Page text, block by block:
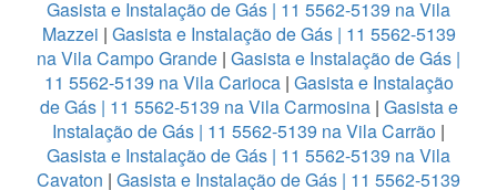
Gasista e Instalação de Gás | 11 5562-5139 na Vila
Mazzei | Gasista e Instalação de Gás | 11 5562-5139
na Vila Campo Grande | Gasista e Instalação de Gás |
11 5562-5139 na Vila Carioca| Gasista e Instalação
de Gás | 11 5562-5139 na Vila Carmosina| Gasista e
Instalação de Gás | 11 5562-5139 na Vila Carrão |
Gasista e Instalação de Gás | 11 5562-5139 na Vila
Cavaton | Gasista e Instalação de Gás | 11 5562-5139